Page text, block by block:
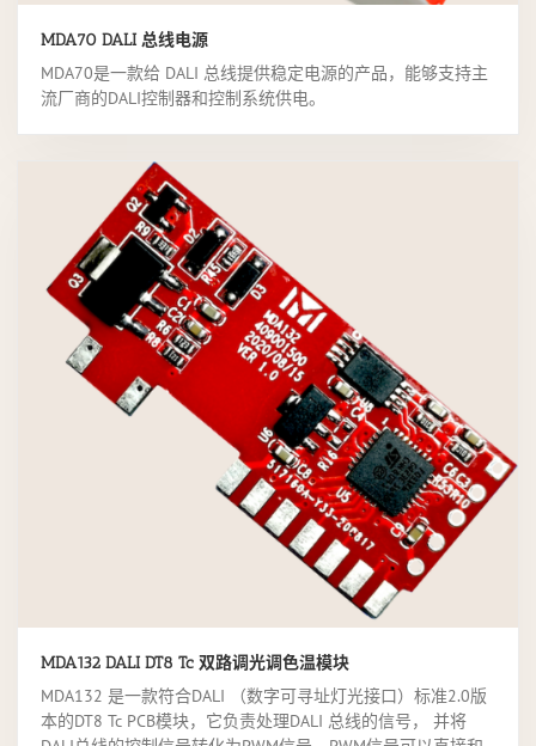
MDA70 DALI 总线电源
MDA70是一款给 DALI 总线提供稳定电源的产品，能够支持主
流厂商的DALI控制器和控制系统供电。
MDA132 DALI DT8 Tc 双路调光调色温模块
MDA132 是一款符合DALI （数字可寻址灯光接口）标准2.0版
本的DT8 Tc PCB模块，它负责处理DALI 总线的信号， 并将